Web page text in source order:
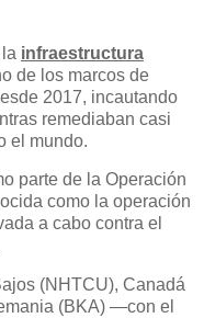
infraestructura
de los marcos de
2017, incautando
remediaban casi
el mundo.
parte de la Operación
como la operación
a cabo contra el
(NHTCU), Canadá
(BKA) —con el